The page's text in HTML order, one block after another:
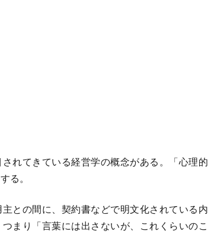
れてきている経営学の概念がある。「心理的
る。
との間に、契約書などで明文化されている内
まり「言葉には出さないが、これくらいのこ